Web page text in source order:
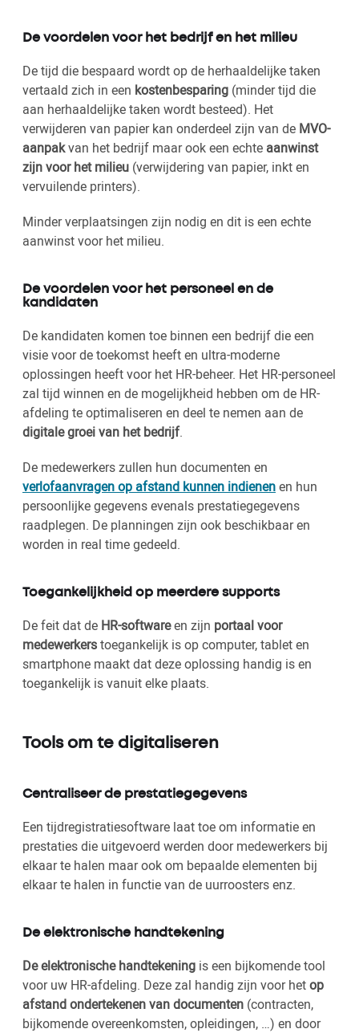
De voordelen voor het bedrijf en het milieu
De tijd die bespaard wordt op de herhaaldelijke taken
vertaald zich in een kostenbesparing (minder tijd die
aan herhaaldelijke taken wordt besteed). Het
verwijderen van papier kan onderdeel zijn van de MVO-
aanpakvan het bedrijf maar ook een echte aanwinst
zijn voor het milieu (verwijdering van papier, inkt en
vervuilende printers).
Minder verplaatsingen zijn nodig en dit is een echte
aanwinst voor het milieu.
De voordelen voor het personeel en de
kandidaten
De kandidaten komen toe binnen een bedrijf die een
visie voor de toekomst heeft en ultra-moderne
oplossingen heeft voor het HR-beheer. Het HR-personeel
zal tijd winnen en de mogelijkheid hebben om de HR-
afdeling te optimaliseren en deel te nemen aan de
digitale groei van het bedrijf.
De medewerkers zullen hun documenten en
verlofaanvragen op afstand kunnen indienenen hun
persoonlijke gegevens evenals prestatiegegevens
raadplegen. De planningen zijn ook beschikbaar en
worden in real time gedeeld.
Toegankelijkheid op meerdere supports
De feit dat de HR-softwareen zijn portaal voor
medewerkerstoegankelijk is op computer, tablet en
smartphone maakt dat deze oplossing handig is en
toegankelijk is vanuit elke plaats.
Tools om te digitaliseren
Centraliseer de prestatiegegevens
Een tijdregistratiesoftware laat toe om informatie en
prestaties die uitgevoerd werden door medewerkers bij
elkaar te halen maar ook om bepaalde elementen bij
elkaar te halen in functie van de uurroosters enz.
De elektronische handtekening
De elektronische handtekening is een bijkomende tool
voor uw HR-afdeling. Deze zal handig zijn voor hetop
afstand ondertekenen van documenten (contracten,
bijkomende overeenkomsten, opleidingen, …) en door